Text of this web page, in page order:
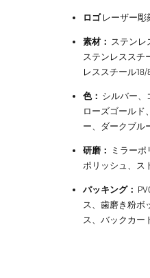
ロゴ レーザー彫
素材： ステンレ
ステンレススチ
レススチール18/
色： シルバー、
ローズゴールド
ー、ダークブル
研磨：
ミラー
ポリッシュ、ス
パッキング：
ス、歯磨き粉ボ
ス、バックカー